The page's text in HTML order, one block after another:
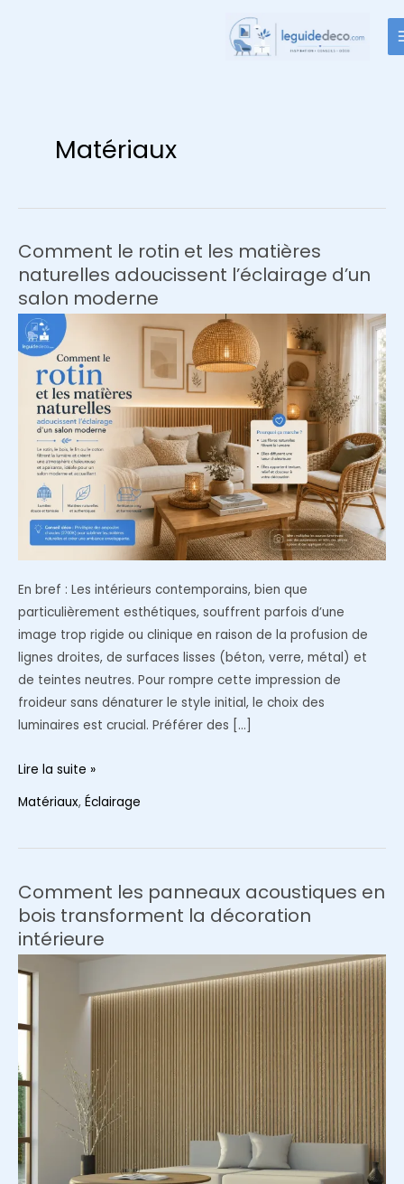
Matériaux
Comment le rotin et les matières
naturelles adoucissent l’éclairage d’un
salon moderne
En bref : Les intérieurs contemporains, bien que
particulièrement esthétiques, souffrent parfois d’une
image trop rigide ou clinique en raison de la profusion de
lignes droites, de surfaces lisses (béton, verre, métal) et
de teintes neutres. Pour rompre cette impression de
froideur sans dénaturer le style initial, le choix des
luminaires est crucial. Préférer des […]
Comment
matières
naturelles
adoucissent
l’éclairage
d’un
Lire la suite »
Matériaux, Éclairage
Comment les panneaux acoustiques en
bois transforment la décoration
intérieure